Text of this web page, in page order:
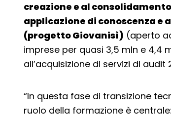
creazione e al
applicazione di conoscenza
(progetto Giovanisì) (aperto
imprese per quasi 3,5 mln e 4,4
all’acquisizione di servizi di audit
“In questa fase di transizione
ruolo della formazione è